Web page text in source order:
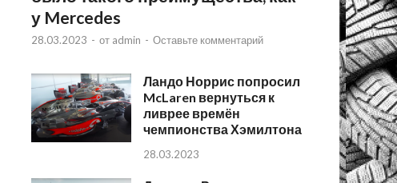
у Mercedes
28.03.2023 - от admin - Оставьте комментарий
Ландо Норрис попросил
McLaren вернуться к
ливрее времён
чемпионства Хэмилтона
28.03.2023